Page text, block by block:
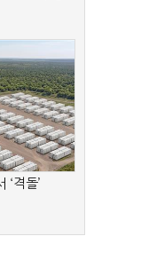
‘격돌’